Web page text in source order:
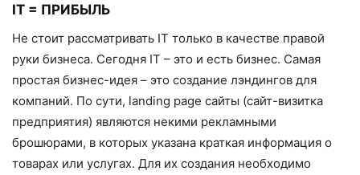
IT = ПРИБЫЛЬ
Не стоит рассматривать IT только в качестве правой
руки бизнеса. Сегодня IT – это и есть бизнес. Самая
простая биз­нес-идея – это создание лэндингов для
компаний. По сути, landing page сайты (сайт-визитка
предприятия) являются не­кими рекламными
брошюрами, в которых указана краткая информация о
товарах или услугах. Для их создания необходимо